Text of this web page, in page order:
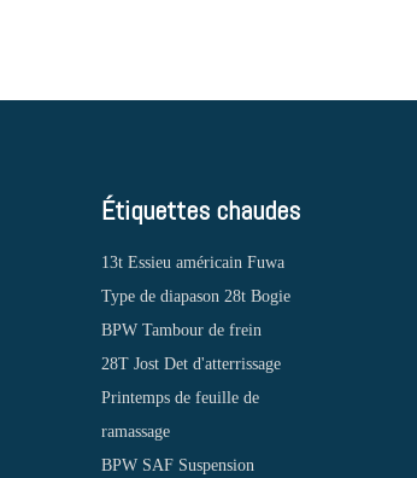
Étiquettes chaudes
13t Essieu américain Fuwa
Type de diapason 28t Bogie
BPW Tambour de frein
28T Jost Det d'atterrissage
Printemps de feuille de
ramassage
BPW SAF Suspension